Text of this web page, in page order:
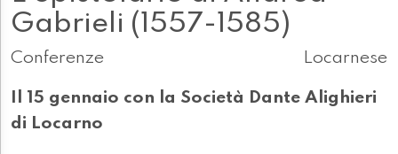
Gabrieli (1557-1585)
Conferenze Locarnese
Il 15 gennaio con la Società Dante Alighieri
di Locarno